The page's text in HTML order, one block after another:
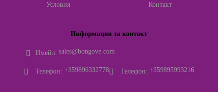
Условия Контакт
Информация за контакт
Имейл: sales@bongove.com
Телефон: +359896332778 Телефон: +359895993216